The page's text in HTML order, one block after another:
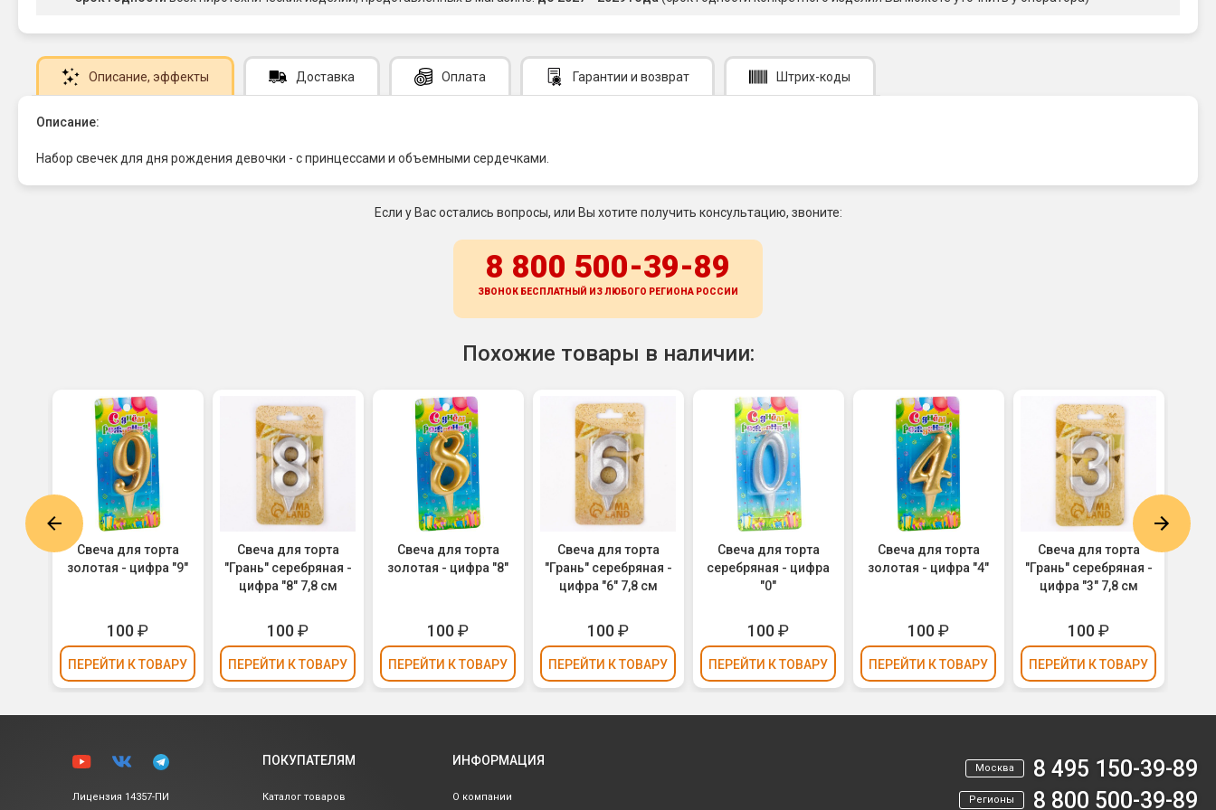
Описание, эффекты Доставка Оплата Гарантии и возврат Штрих-коды
Описание:
Набор свечек для дня рождения девочки - с принцессами и объемными сердечками.
Если у Вас остались вопросы, или Вы хотите получить консультацию, звоните:
8 800 500-39-89
ЗВОНОК БЕСПЛАТНЫЙ ИЗ ЛЮБОГО РЕГИОНА РОССИИ
Похожие товары в наличии:
Свеча для торта
золотая - цифра "9"
100₽
ПЕРЕЙТИ К ТОВАРУ
Свеча для торта
"Грань" серебряная -
цифра "8" 7,8 см
100₽
ПЕРЕЙТИ К ТОВАРУ
Свеча для торта
золотая - цифра "8"
100₽
ПЕРЕЙТИ К ТОВАРУ
Свеча для торта
"Грань" серебряная -
цифра "6" 7,8 см
100₽
ПЕРЕЙТИ К ТОВАРУ
Свеча для торта
серебряная - цифра
"0"
100₽
ПЕРЕЙТИ К ТОВАРУ
Свеча для торта
золотая - цифра "4"
100₽
ПЕРЕЙТИ К ТОВАРУ
Свеча для торта
"Грань" серебряная -
цифра "3" 7,8 см
100₽
ПЕРЕЙТИ К ТОВАРУ
Лицензия 14357-ПИ
ПОКУПАТЕЛЯМ
Каталог товаров
ИНФОРМАЦИЯ
О компании
Москва 8 495 150-39-89
Регионы 8 800 500-39-89